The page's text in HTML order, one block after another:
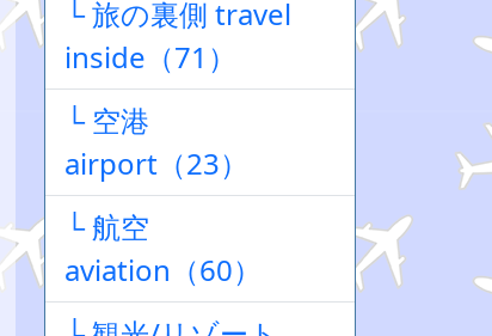
└ 旅の裏側 travel
inside（71）
└ 空港
airport（23）
└ 航空
aviation（60）